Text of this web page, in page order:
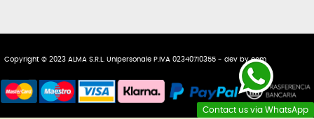
Contact us via WhatsApp
Copyright © 2023 ALMA S.R.L. Unipersonale P.IVA 02340710355 - dev byecm